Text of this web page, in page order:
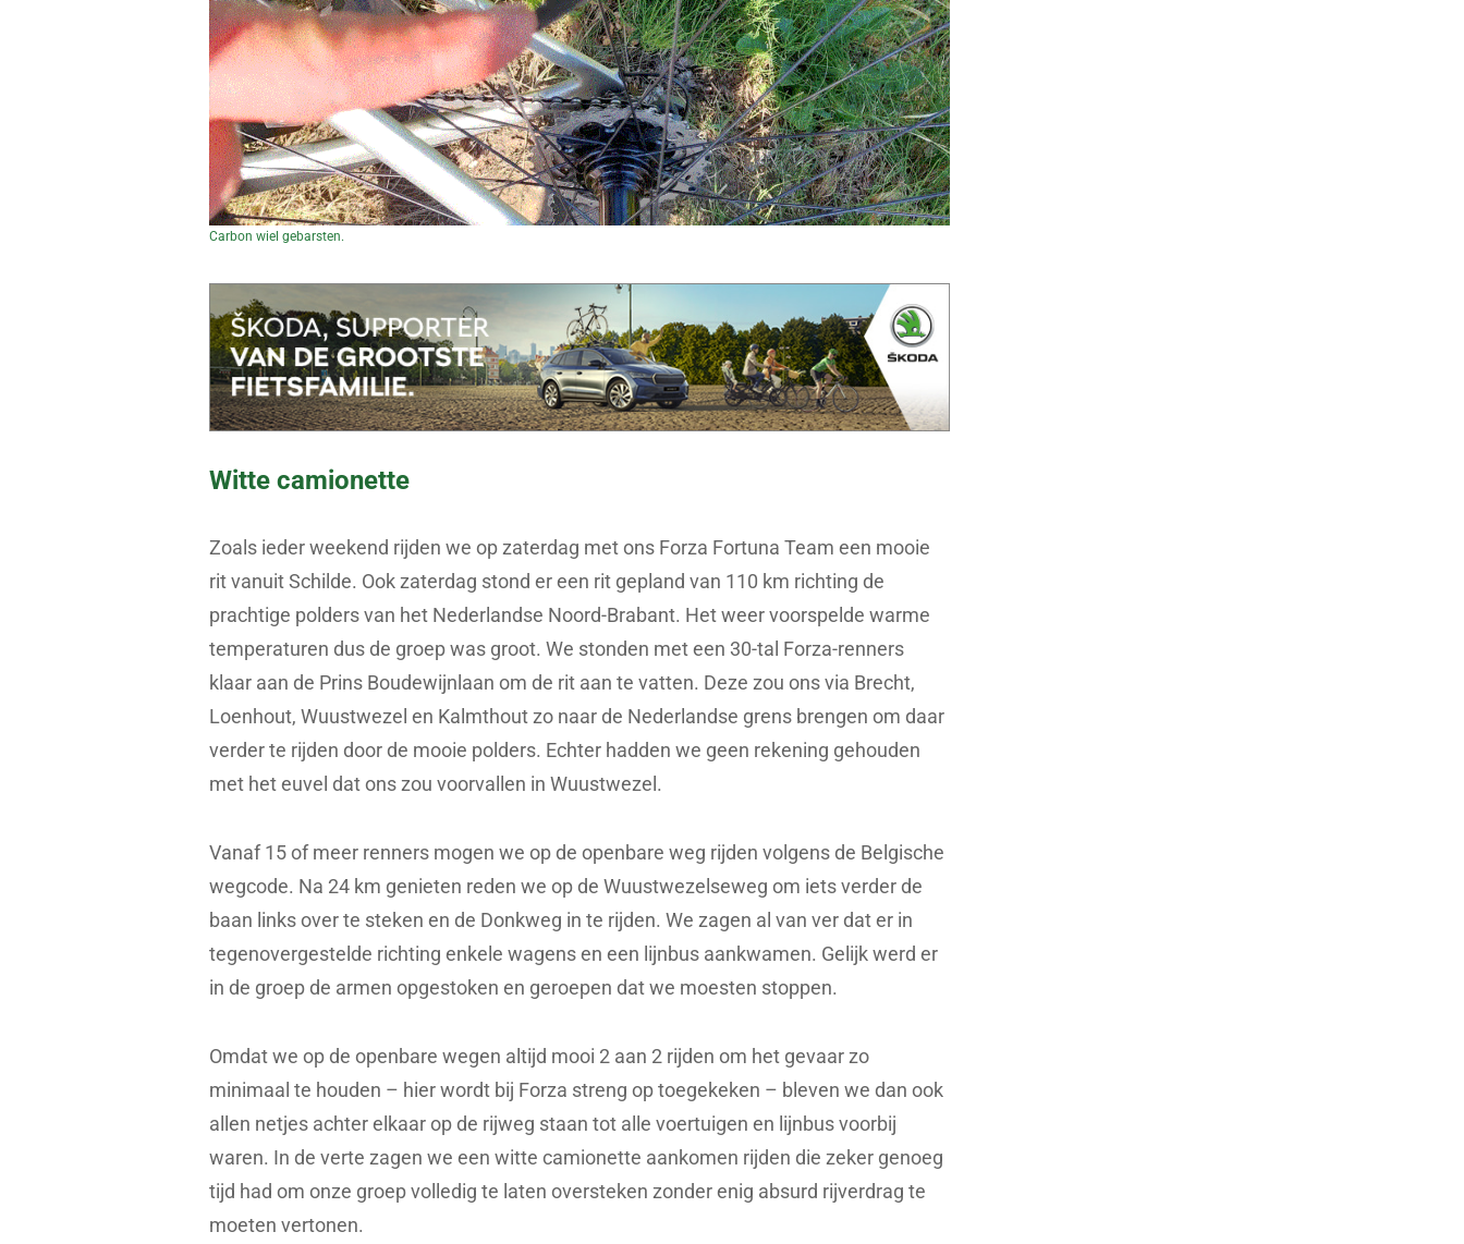
Carbon wiel gebarsten.
Witte camionette
Zoals ieder weekend rijden we op zaterdag met ons Forza Fortuna Team een mooie
rit vanuit Schilde. Ook zaterdag stond er een rit gepland van 110 km richting de
prachtige polders van het Nederlandse Noord-Brabant. Het weer voorspelde warme
temperaturen dus de groep was groot. We stonden met een 30-tal Forza-renners
klaar aan de Prins Boudewijnlaan om de rit aan te vatten. Deze zou ons via Brecht,
Loenhout, Wuustwezel en Kalmthout zo naar de Nederlandse grens brengen om daar
verder te rijden door de mooie polders. Echter hadden we geen rekening gehouden
met het euvel dat ons zou voorvallen in Wuustwezel.
Vanaf 15 of meer renners mogen we op de openbare weg rijden volgens de Belgische
wegcode. Na 24 km genieten reden we op de Wuustwezelseweg om iets verder de
baan links over te steken en de Donkweg in te rijden. We zagen al van ver dat er in
tegenovergestelde richting enkele wagens en een lijnbus aankwamen. Gelijk werd er
in de groep de armen opgestoken en geroepen dat we moesten stoppen.
Omdat we op de openbare wegen altijd mooi 2 aan 2 rijden om het gevaar zo
minimaal te houden – hier wordt bij Forza streng op toegekeken – bleven we dan ook
allen netjes achter elkaar op de rijweg staan tot alle voertuigen en lijnbus voorbij
waren. In de verte zagen we een witte camionette aankomen rijden die zeker genoeg
tijd had om onze groep volledig te laten oversteken zonder enig absurd rijverdrag te
moeten vertonen.